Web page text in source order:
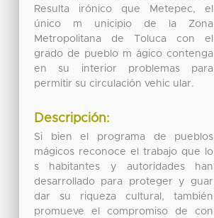
Resulta irónico que Metepec, el
único m unicipio de la Zona
Metropolitana de Toluca con el
grado de pueblo m ágico contenga
en su interior problemas para
permitir su circulación vehic ular.
Descripción:
Si bien el programa de pueblos
mágicos reconoce el trabajo que lo
s habitantes y autoridades han
desarrollado para proteger y guar
dar su riqueza cultural, también
promueve el compromiso de con